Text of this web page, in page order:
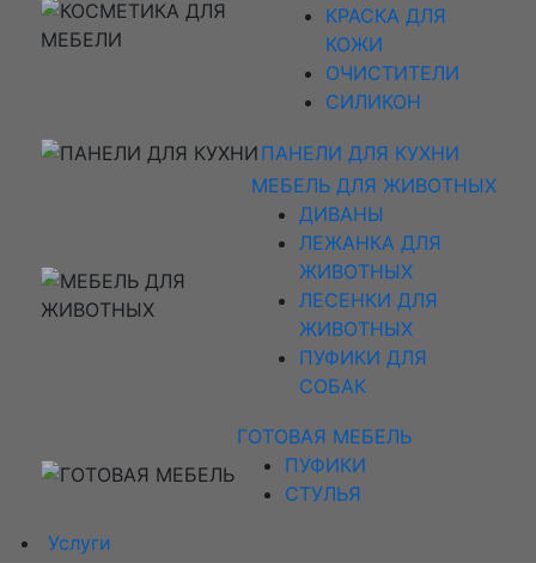
КРАСКА ДЛЯ
КОЖИ
ОЧИСТИТЕЛИ
СИЛИКОН
ПАНЕЛИ ДЛЯ КУХНИ
МЕБЕЛЬ ДЛЯ ЖИВОТНЫХ
ДИВАНЫ
ЛЕЖАНКА ДЛЯ
ЖИВОТНЫХ
ЛЕСЕНКИ ДЛЯ
ЖИВОТНЫХ
ПУФИКИ ДЛЯ
СОБАК
ГОТОВАЯ МЕБЕЛЬ
ПУФИКИ
СТУЛЬЯ
Услуги